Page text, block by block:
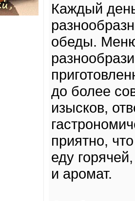
Каждый
обеды. Меню
до более
изысков,
приятно,
еду
и аромат.